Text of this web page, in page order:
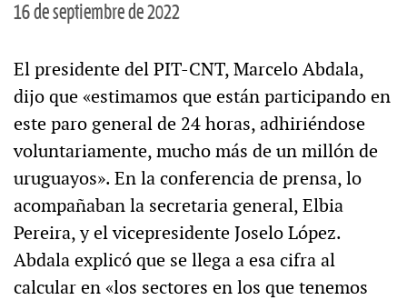
16 de septiembre de 2022
El presidente del PIT-CNT, Marcelo Abdala,
dijo que «estimamos que están participando en
este paro general de 24 horas, adhiriéndose
voluntariamente, mucho más de un millón de
uruguayos». En la conferencia de prensa, lo
acompañaban la secretaria general, Elbia
Pereira, y el vicepresidente Joselo López.
Abdala explicó que se llega a esa cifra al
calcular en «los sectores en los que tenemos